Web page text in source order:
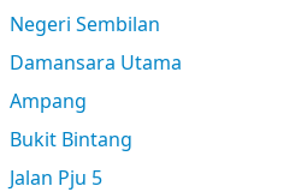
Negeri Sembilan
Damansara Utama
Ampang
Bukit Bintang
Jalan Pju 5